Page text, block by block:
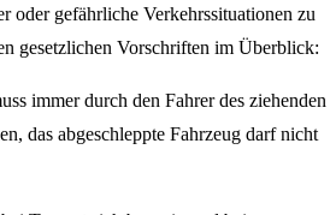
oder gefährliche Verkehrssituationen zu
gesetzlichen Vorschriften im Überblick:
immer durch den Fahrer des ziehenden
das abgeschleppte Fahrzeug darf nicht